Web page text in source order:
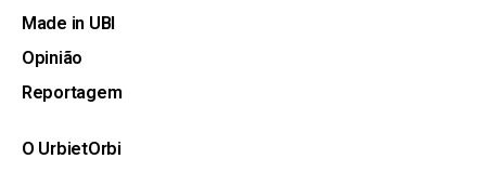
Made in UBI
Opinião
Reportagem
O UrbietOrbi